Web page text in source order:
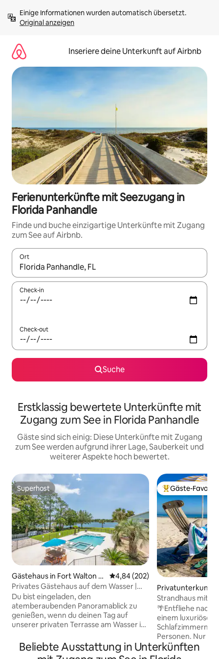
Inhalten
springenOriginal anzeigen
Inseriere deine Unterkunft auf Airbnb
Ferienunterkünfte mit Seezugang in
Florida Panhandle
Finde und buche einzigartige Unterkünfte mit Zugang
zum See auf Airbnb.
Ort
Wenn Ergebnisse verfügbar sind, navigiere mit den
Check-in
Check-out
Suche
Erstklassig bewertete Unterkünfte mit
Zugang zum See in Florida Panhandle
Gäste sind sich einig: Diese Unterkünfte mit Zugang
zum See werden aufgrund ihrer Lage, Sauberkeit und
weiterer Aspekte hoch bewertet.
Superhost
Superhost
Gästehaus in Fort Walton B
each
Durchschnittliche Bewertung:
4,84 (202)
Privates Gästehaus auf dem Wasser |
Bootsdocks!
Du bist eingeladen, den
atemberaubenden Panoramablick zu
genießen, wenn du deinen Tag auf
unserer privaten Terrasse am Wasser im
Strandhaus verfügt über 1 Queensize-
Bett im Schlafzimmer, ein Etagenbett
Beliebter Gäste-
Gäste-Favorit
Privatunterkunft
res
Strandhaus mit
Feuerstelle
🌴Entfliehe nach
einem luxuriösen
Schlafzimmern in
Personen. Nur
Strand und der
bietet dieser
Beliebte Ausstattung in Unterkünften